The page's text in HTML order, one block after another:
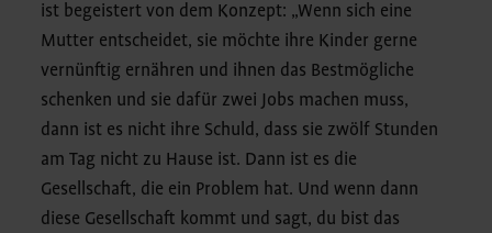
ist begeistert von dem Konzept: „Wenn sich eine
Mutter entscheidet, sie möchte ihre Kinder gerne
vernünftig ernähren und ihnen das Bestmögliche
schenken und sie dafür zwei Jobs machen muss,
dann ist es nicht ihre Schuld, dass sie zwölf Stunden
am Tag nicht zu Hause ist. Dann ist es die
Gesellschaft, die ein Problem hat. Und wenn dann
diese Gesellschaft kommt und sagt, du bist das